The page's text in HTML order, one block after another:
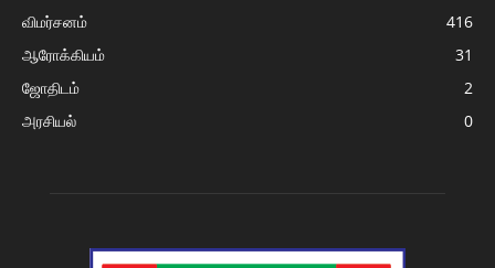
விமர்சனம்
416
ஆரோக்கியம்
31
ஜோதிடம்
2
அரசியல்
0